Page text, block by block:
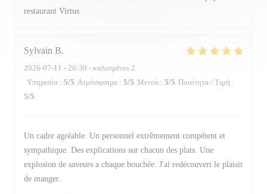
restaurant Virtus
Sylvain B
2026-07-11 - 20:30 - καλεσμένοι 2
Υπηρεσία : 5/5 Ατμόσφαιρα : 5/5 Μενού : 5/5 Ποιότητα / Τιμή :
5/5
Un cadre agréable. Un personnel extrêmement compétent et
sympathique. Des explications sur chacun des plats. Une
explosion de saveurs a chaque bouchée. J'ai redécouvert le plaisir
de manger.